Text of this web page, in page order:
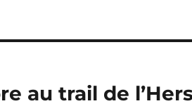
au trail de